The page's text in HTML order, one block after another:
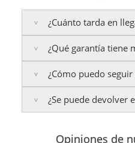
¿Cuánto tarda en
Península: Entregamos
a 48 horas laborables, si
las
17:00 h.
Islas Baleares:El tiempo
48 a 72 horas laborables.
Los plazos pueden variar
¿Qué garantía tiene
La garantía varía según
3 años de garantía :
adquiridos por
(excepto los
¿Cómo puedo
Te enviaremos un correo
de venta, incluyendo el
¿Se puede devolver
Opiniones de